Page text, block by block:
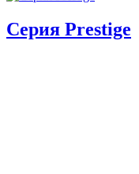
Серия Prestige